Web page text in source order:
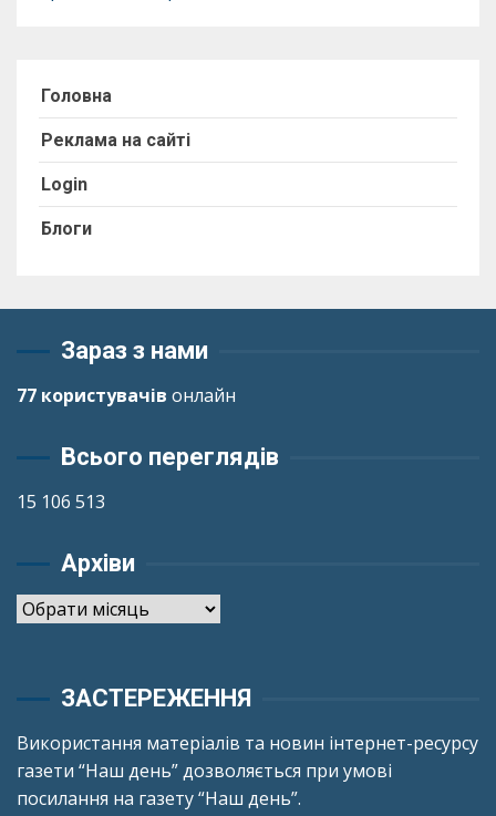
Головна
Реклама на сайті
Login
Блоги
Зараз з нами
77 користувачів онлайн
Всього переглядів
15 106 513
Архіви
Архіви
ЗАСТЕРЕЖЕННЯ
Використання матеріалів та новин інтернет-ресурсу
газети “Наш день” дозволяється при умові
посилання на газету “Наш день”.